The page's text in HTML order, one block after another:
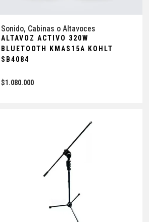
Sonido, Cabinas o Altavoces
ALTAVOZ ACTIVO 320W
BLUETOOTH KMAS15A KOHLT
SB4084
$1.080.000